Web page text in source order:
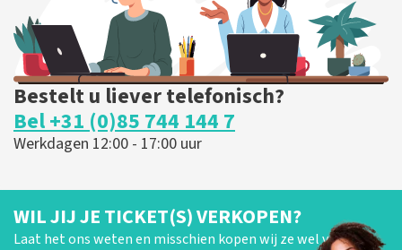
Bestelt u liever telefonisch?
Bel +31 (0)85 744 144 7
Werkdagen 12:00 - 17:00 uur
WIL JIJ JE TICKET(S) VERKOPEN?
Laat het ons weten en misschien kopen wij ze wel van je!